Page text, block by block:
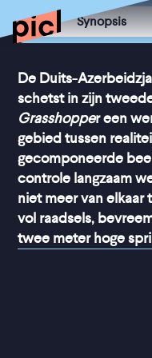
Synopsis
De Duits-
schetst in zijn
Grasshopper een
gebied tussen
gecomponeerde
controle langzaam
niet meer van elkaar
vol raadsels,
twee meter hoge